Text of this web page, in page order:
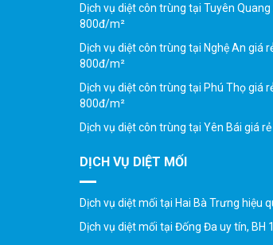
Dịch vụ diệt côn trùng tại Tuyên
800đ/m²
Dịch vụ diệt côn trùng tại Nghệ An giá
800đ/m²
Dịch vụ diệt côn trùng tại Phú Thọ giá
800đ/m²
Dịch vụ diệt côn trùng tại Yên Bái giá
DỊCH VỤ DIỆT MỐI
Dịch vụ diệt mối tại Hai Bà Trưng hiệu
Dịch vụ diệt mối tại Đống Đa uy tín, BH